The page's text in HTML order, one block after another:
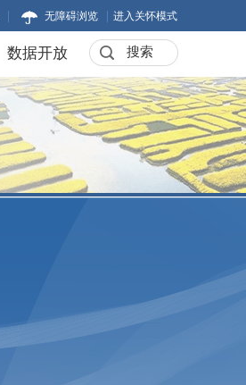
无障碍浏览 进入关怀模式
数据开放